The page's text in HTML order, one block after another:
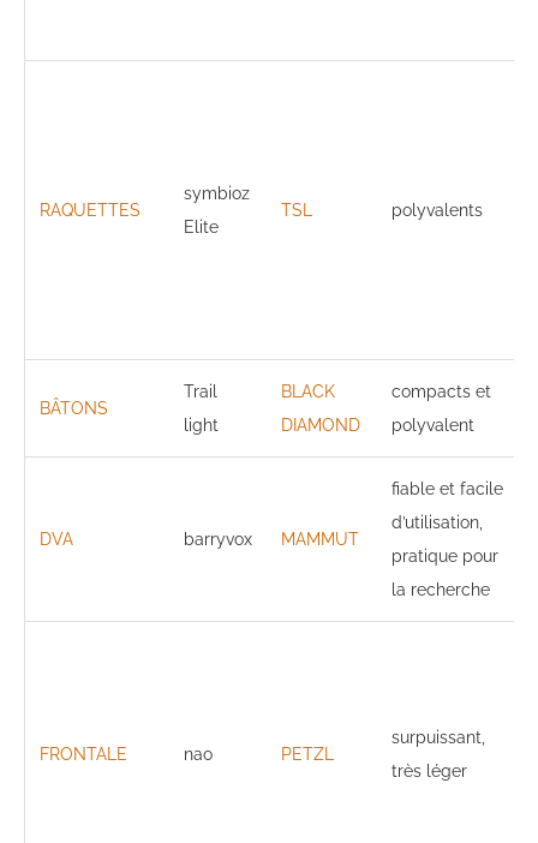
RAQUETTES
symbioz
Elite
TSL polyvalents
BÂTONS
Trail
light
BLACK
DIAMOND
compacts et
polyvalent
DVA barryvox MAMMUT
fiable et facile
d’utilisation,
pratique pour
la recherche
FRONTALE nao PETZL
surpuissant,
très léger